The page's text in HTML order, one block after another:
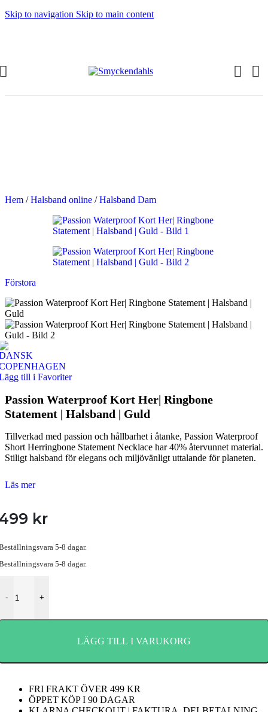
Skip to navigation Skip to main content
Hem / Halsband online / Halsband Dam
Förstora
till i Favoriter
Passion Waterproof Kort Her| Ringbone
Statement | Halsband | Guld
Tillverkad med passion och hållbarhet i åtanke, Passion Waterproof
Short Herringbone Statement Necklace har 40% återvunnet material.
Stiligt halsband för elegans och miljövänligt uttalande för planeten.
Läs mer
kr
5-8 dagar.
5-8 dagar.
- +
LÄGG TILL I VARUKORG
FRI FRAKT ÖVER 499 KR
ÖPPET KÖP I 90 DAGAR